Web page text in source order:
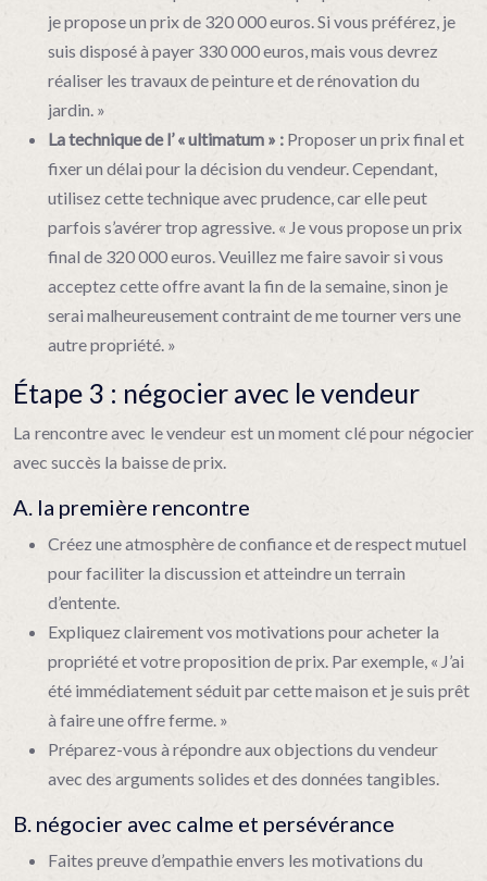
je propose un prix de 320 000 euros. Si vous préférez, je
suis disposé à payer 330 000 euros, mais vous devrez
réaliser les travaux de peinture et de rénovation du
jardin. »
La technique de l’ « ultimatum » : Proposer un prix final et
fixer un délai pour la décision du vendeur. Cependant,
utilisez cette technique avec prudence, car elle peut
parfois s’avérer trop agressive. « Je vous propose un prix
final de 320 000 euros. Veuillez me faire savoir si vous
acceptez cette offre avant la fin de la semaine, sinon je
serai malheureusement contraint de me tourner vers une
autre propriété. »
Étape 3 : négocier avec le vendeur
La rencontre avec le vendeur est un moment clé pour négocier
avec succès la baisse de prix.
A. la première rencontre
Créez une atmosphère de confiance et de respect mutuel
pour faciliter la discussion et atteindre un terrain
d’entente.
Expliquez clairement vos motivations pour acheter la
propriété et votre proposition de prix. Par exemple, « J’ai
été immédiatement séduit par cette maison et je suis prêt
à faire une offre ferme. »
Préparez-vous à répondre aux objections du vendeur
avec des arguments solides et des données tangibles.
B. négocier avec calme et persévérance
Faites preuve d’empathie envers les motivations du